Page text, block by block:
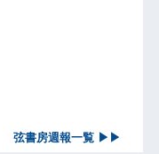
弦書房週報一覧 ▶▶